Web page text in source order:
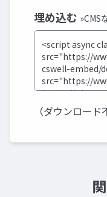
埋め込む »CMS
（ダウンロード